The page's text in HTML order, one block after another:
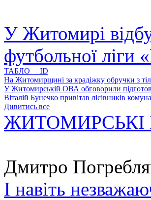
У Житомирі
футбольної ліги
ТАБЛО ID
На Житомирщині за крадіжку обручки з
У Житомирській ОВА обговорили
Віталій Бунечко привітав лісівників
Дивитись все
ЖИТОМИРСЬКІ
Дмитро
І навіть